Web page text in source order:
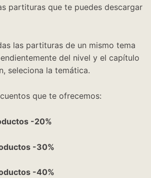
partituras que te puedes descargar
las partituras de un mismo tema
del nivel y el capítulo
seleciona la temática.
que te ofrecemos:
-20%
-30%
-40%